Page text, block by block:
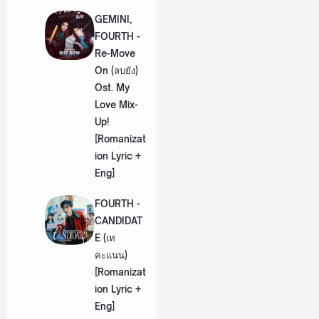
GEMINI,
FOURTH -
Re-Move
On (ลบยัง)
Ost. My
Love Mix-
Up!
[Romanizat
ion Lyric +
Eng]
FOURTH -
CANDIDAT
E (เท
คะแนน)
[Romanizat
ion Lyric +
Eng]